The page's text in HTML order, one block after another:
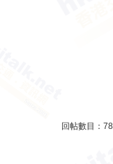
回帖數目： 78